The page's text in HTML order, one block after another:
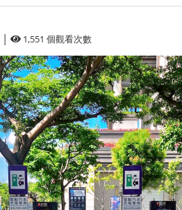
| 1,551 個觀看次數